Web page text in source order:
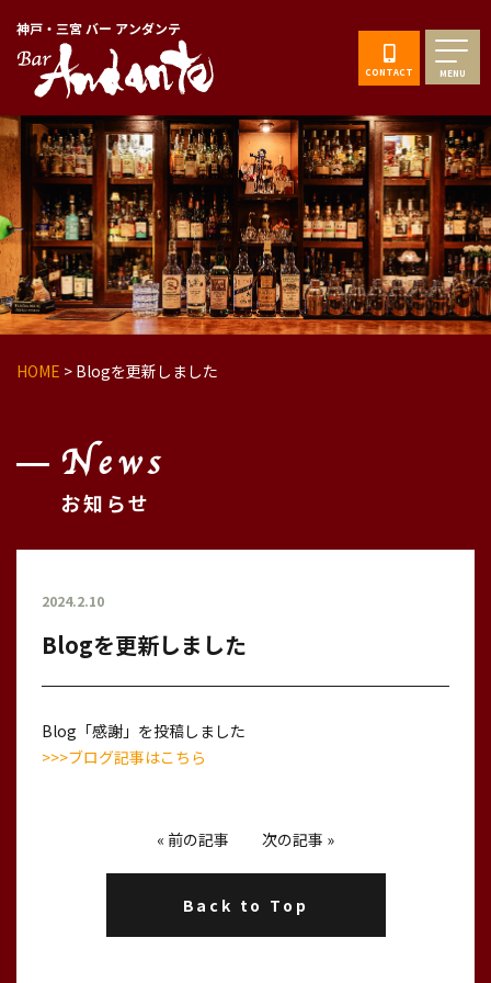
神戸・三宮 バー アンダンテ
CONTACT MENU
HOME > Blogを更新しました
News
お知らせ
2024.2.10
Blogを更新しました
Blog「感謝」を投稿しました
>>>ブログ記事はこちら
« 前の記事 次の記事 »
Back to Top